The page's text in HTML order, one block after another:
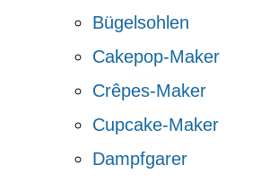
Bügelsohlen
Cakepop-Maker
Crêpes-Maker
Cupcake-Maker
Dampfgarer